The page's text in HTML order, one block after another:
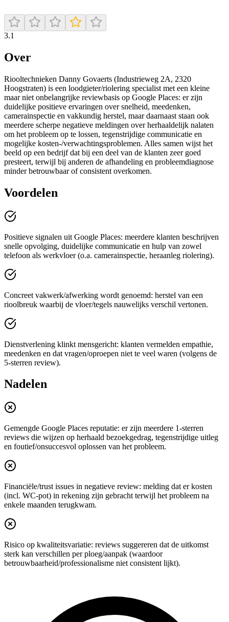
3.1
Over
Riooltechnieken Danny Govaerts (Industrieweg 2A, 2320
Hoogstraten) is een loodgieter/riolering specialist met een kleine
maar niet onbelangrijke reviewbasis op Google Places: er zijn
duidelijke positieve ervaringen over snelheid, meedenken,
camerainspectie en vakkundig herstel, maar daarnaast staan ook
meerdere scherpe negatieve meldingen over herhaaldelijk nalaten
om het probleem op te lossen, tegenstrijdige communicatie en
mogelijke kosten-/verwachtingsproblemen. Alles samen wijst het
beeld op een bedrijf dat bij een deel van de klanten zeer goed
presteert, terwijl bij anderen de afhandeling en probleemdiagnose
minder betrouwbaar of consistent overkomen.
Voordelen
Positieve signalen uit Google Places: meerdere klanten beschrijven
snelle opvolging, duidelijke communicatie en hulp van zowel
telefoon als werkvloer (o.a. camerainspectie, heraanleg riolering).
Concreet vakwerk/afwerking wordt genoemd: herstel van een
rioolbreuk waarbij de vloer/tegels nauwelijks verschil vertonen.
Dienstverlening klinkt mensgericht: klanten vermelden empathie,
meedenken en dat vragen/oproepen niet te veel waren (volgens de
5-sterren review).
Nadelen
Gemengde Google Places reputatie: er zijn meerdere 1-sterren
reviews die wijzen op herhaald bezoekgedrag, tegenstrijdige uitleg
en foutief/onsuccesvol oplossen van het probleem.
Financiële/trust issues in negatieve review: melding dat er kosten
(incl. WC-pot) in rekening zijn gebracht terwijl het probleem na
enkele maanden terugkwam.
Risico op kwaliteitsvariatie: reviews suggereren dat de uitkomst
sterk kan verschillen per ploeg/aanpak (waardoor
betrouwbaarheid/professionalisme niet consistent lijkt).